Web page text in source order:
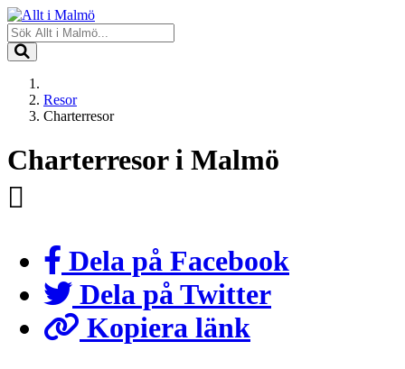
Resor
Charterresor
Charterresor i Malmö
Dela på Facebook
Dela på Twitter
Kopiera länk